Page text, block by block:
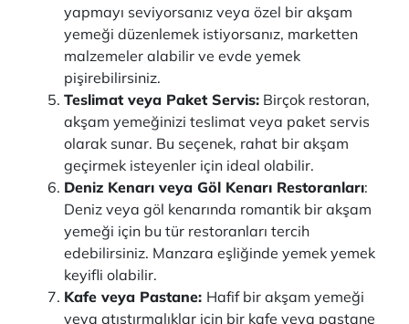
yapmayı seviyorsanız veya özel bir akşam
yemeği düzenlemek istiyorsanız, marketten
malzemeler alabilir ve evde yemek
pişirebilirsiniz.
Teslimat veya Paket Servis: Birçok restoran,
akşam yemeğinizi teslimat veya paket servis
olarak sunar. Bu seçenek, rahat bir akşam
geçirmek isteyenler için ideal olabilir.
Deniz Kenarı veya Göl Kenarı Restoranları:
Deniz veya göl kenarında romantik bir akşam
yemeği için bu tür restoranları tercih
edebilirsiniz. Manzara eşliğinde yemek yemek
keyifli olabilir.
Kafe veya Pastane: Hafif bir akşam yemeği
veya atıştırmalıklar için bir kafe veya pastane